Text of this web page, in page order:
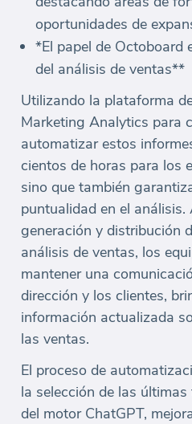
oportunidades de
*El papel de Octoboard
del análisis de ventas**
Utilizando la plataforma
Marketing Analytics para
automatizar estos
cientos de horas para los
sino que también
puntualidad en el
generación y distribución
análisis de ventas, los
mantener una
dirección y los clientes,
información actualizada
las ventas.
El proceso de
la selección de las
del motor ChatGPT,